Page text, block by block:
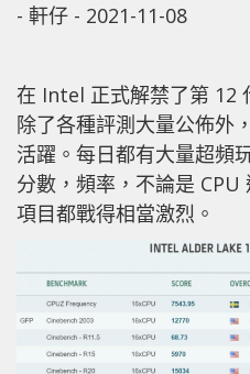
- 軒仔 - 2021-11-08
在 Intel 正式解禁了第 12
除了各種評測大量公佈外
活躍。每日都有大量超頻
分數，頻率，不論是 CPU
項目都戰得相當激烈。